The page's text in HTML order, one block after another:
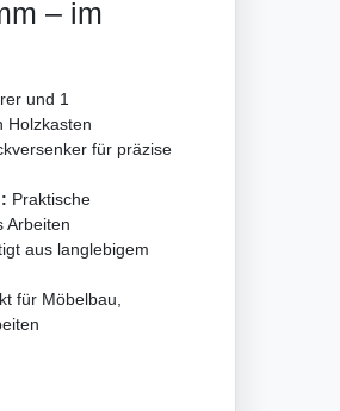
– im
und 1
Holzkasten
für präzise
Praktische
Arbeiten
aus langlebigem
für Möbelbau,